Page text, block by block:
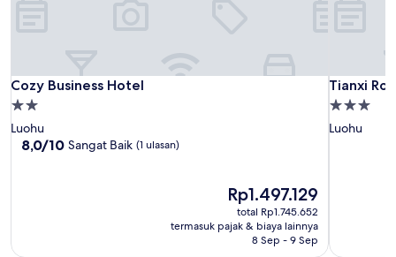
Cozy Business Hotel
Cozy Business Hotel
Properti
bintang
2.0
Luohu
8.0
8,0/10 Sangat Baik (1 ulasan)
Harga
sekarang
Rp1.497.129
Rp1.497.129
total Rp1.745.652
termasuk pajak & biaya lainnya
8 Sep - 9 Sep
Tianxi
Properti
bintang
Luohu